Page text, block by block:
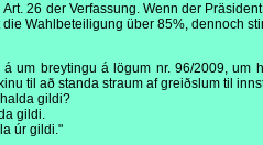
26 der Verfassung. Wenn der
Wahlbeteiligung über 85%, dennoch
á um breytingu á lögum nr. 96/2009,
til að standa straum af greiðslum til
gildi?
gildi.
úr gildi."